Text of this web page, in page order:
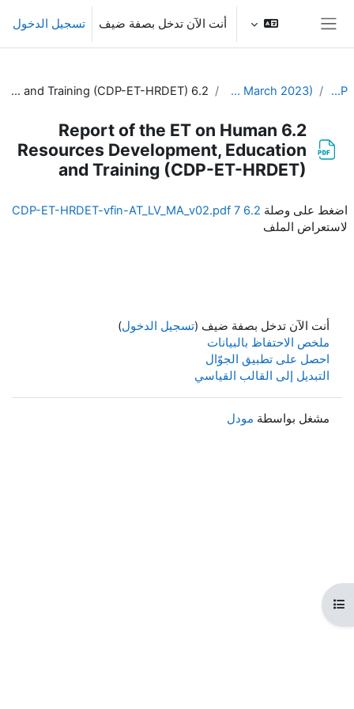
تخطى إلى المحتوى الرئيسي
أنت الآن تدخل بصفة ضيف تسجيل الدخول
المقرر
EC-CDP
7th Meeting of the CDP (20-22 March 2023)
6.2 Report of the ET on Human Resources Development, Education and Training (CDP-ET-HRDET)
6.2 Report of the ET on Human
Resources Development, Education
and Training (CDP-ET-HRDET)
اضغط على وصلة 6.2 7 CDP-ET-HRDET-vfin-AT_LV_MA_v02.pdf
لاستعراض الملف
أنت الآن تدخل بصفة ضيف (تسجيل الدخول)
ملخص الاحتفاظ بالبيانات
احصل على تطبيق الجوّال
التبديل إلى القالب القياسي
مشغل بواسطة مودل